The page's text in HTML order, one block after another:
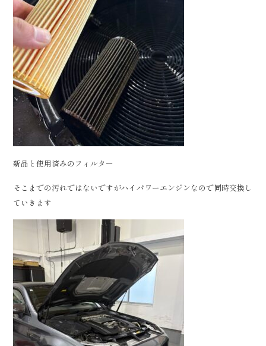
新品と使用済みのフィルター
そこまでの汚れではないですがハイパワーエンジンなので同時交換し
ていきます